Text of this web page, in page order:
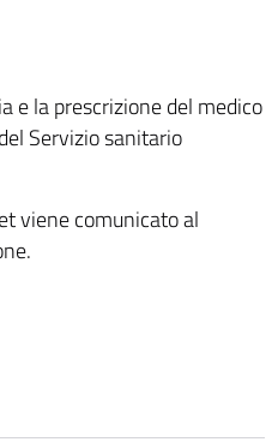
e la prescrizione del medico
Servizio sanitario
viene comunicato al